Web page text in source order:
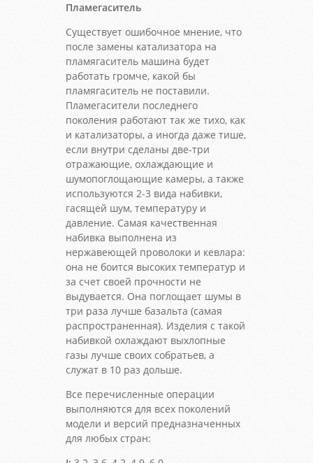
Пламегаситель
Существует ошибочное мнение, что
после замены катализатора на
пламягаситель машина будет
работать громче, какой бы
пламягаситель не поставили.
Пламегасители последнего
поколения работают так же тихо, как
и катализаторы, а иногда даже тише,
если внутри сделаны две-три
отражающие, охлаждающие и
шумопоглощающие камеры, а также
используются 2-3 вида набивки,
гасящей шум, температуру и
давление. Самая качественная
набивка выполнена из
нержавеющей проволоки и кевлара:
она не боится высоких температур и
за счет своей прочности не
выдувается. Она поглощает шумы в
три раза лучше базальта (самая
распространенная). Изделия с такой
набивкой охлаждают выхлопные
газы лучше своих собратьев, а
служат в 10 раз дольше.
Все перечисленные операции
выполняются для всех поколений
модели и версий предназначенных
для любых стран: